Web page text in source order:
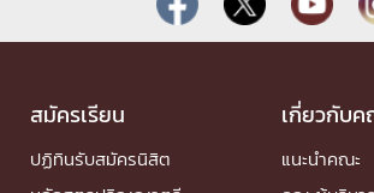
สมัครเรียน
ปฏิทินรับสมัครนิสิต
เกี่ยวกับค
แนะนำคณะ